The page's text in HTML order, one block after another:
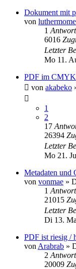
Dokument mit
von
1
6016
Letzter
Mo 11.
PDF im CMYK
von akabeko
1
2
17
26394
Letzter
Mo 21.
Metadaten und
von vonmae »
1
21015
Letzter
Di 13.
PDF ist riesig /
von Arabrab »
2
20009